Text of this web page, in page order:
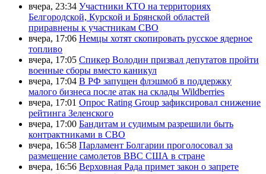
вчера, 23:34 Участники КТО на территориях
Белгородской, Курской и Брянской областей
приравнены к участникам СВО
вчера, 17:06 Немцы хотят скопировать русское ядерное
топливо
вчера, 17:05 Спикер Володин призвал депутатов пройти
военные сборы вместо каникул
вчера, 17:04 В РФ запущен флэшмоб в поддержку
малого бизнеса после атак на склады Wildberries
вчера, 17:01 Опрос Rating Group зафиксировал снижение
рейтинга Зеленского
вчера, 17:00 Бандитам и судимым разрешили быть
контрактниками в СВО
вчера, 16:58 Парламент Болгарии проголосовал за
размещение самолетов ВВС США в стране
вчера, 16:56 Верховная Рада примет закон о запрете